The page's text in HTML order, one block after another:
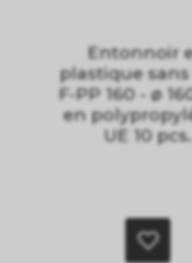
Entonnoir
plastique
F-PP 160 - ø
en
UE 10 pcs.